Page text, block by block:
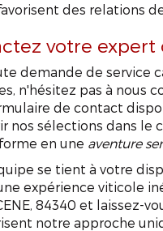
des relations
votre expert
demande de service
n'hésitez pas à nous
de contact
nos sélections dans le
en une aventure
se tient à votre
expérience viticole
84340 et laissez-
notre approche